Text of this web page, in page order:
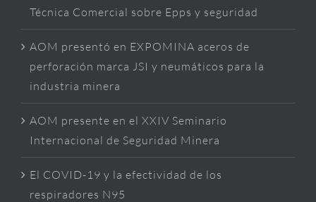
Técnica Comercial sobre Epps y seguridad
AOM presentó en EXPOMINA aceros de
perforación marca JSI y neumáticos para la
industria minera
AOM presente en el XXIV Seminario
Internacional de Seguridad Minera
El COVID-19 y la efectividad de los
respiradores N95